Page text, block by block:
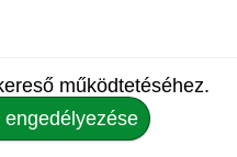
Érd
az adatlapját
működtetéséhez.
engedélyezése